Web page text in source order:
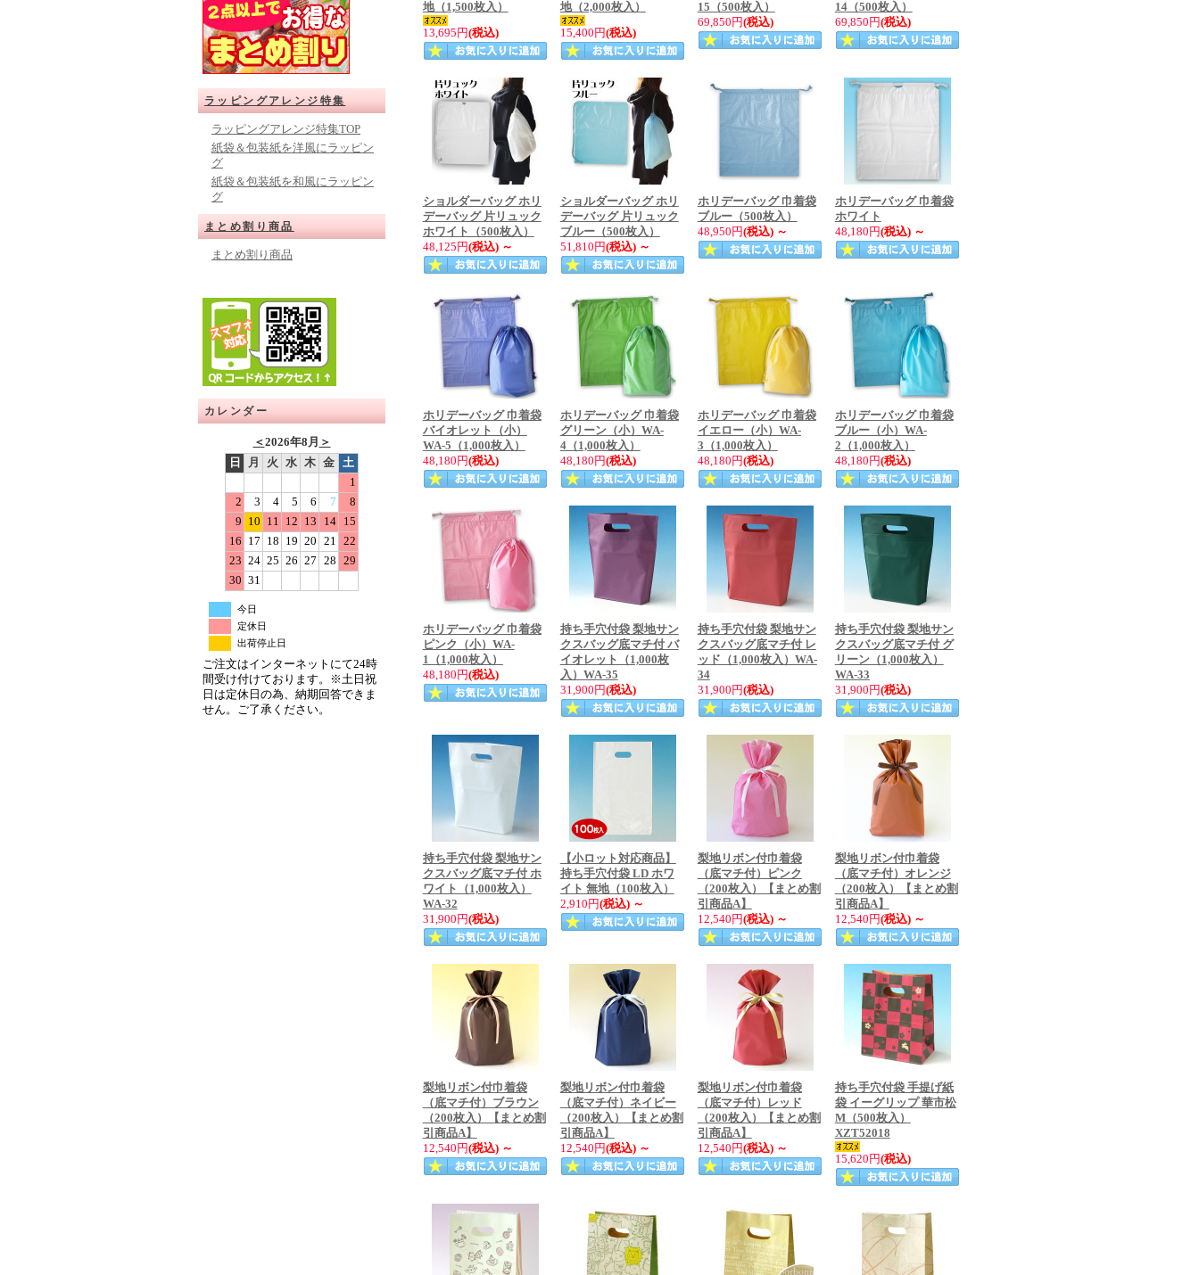
ラッピングアレンジ特集
ラッピングアレンジ特集TOP
紙袋＆包装紙を洋風にラッピン
グ
紙袋＆包装紙を和風にラッピン
グ
まとめ割り商品
まとめ割り商品
カレンダー
＜2026年8月 ＞
日
月 火 水 木 金
土
1
2
3 4 5 6 7
8
9
10 11 12 13 14
15
16
17 18 19 20 21
22
23 24 25 26 27 28
29
30 31
今日
定休日
出荷停止日
ご注文はインターネットにて24時
間受け付けております。※土日祝
日は定休日の為、納期回答できま
せん。ご了承ください。
地（1,500枚入）
13,695円(税込)
地（2,000枚入）
15,400円(税込)
15（500枚入）
69,850円(税込)
14（500枚入）
69,850円(税込)
ショルダーバッグ ホリ
デーバッグ 片リュック
ホワイト（500枚入）
48,125円(税込) ～
ショルダーバッグ ホリ
デーバッグ 片リュック
ブルー（500枚入）
51,810円(税込) ～
ホリデーバッグ 巾着袋
ブルー（500枚入）
48,950円(税込) ～
ホリデーバッグ 巾着袋
ホワイト
48,180円(税込) ～
ホリデーバッグ 巾着袋
バイオレット（小）
WA-5（1,000枚入）
48,180円(税込)
ホリデーバッグ 巾着袋
グリーン（小）WA-
4（1,000枚入）
48,180円(税込)
ホリデーバッグ 巾着袋
イエロー（小）WA-
3（1,000枚入）
48,180円(税込)
ホリデーバッグ 巾着袋
ブルー（小）WA-
2（1,000枚入）
48,180円(税込)
ホリデーバッグ 巾着袋
ピンク（小）WA-
1（1,000枚入）
48,180円(税込)
持ち手穴付袋 梨地サン
クスバッグ底マチ付 バ
イオレット（1,000枚
入）WA-35
31,900円(税込)
持ち手穴付袋 梨地サン
クスバッグ底マチ付 レ
ッド（1,000枚入）WA-
34
31,900円(税込)
持ち手穴付袋 梨地サン
クスバッグ底マチ付 グ
リーン（1,000枚入）
WA-33
31,900円(税込)
持ち手穴付袋 梨地サン
クスバッグ底マチ付 ホ
ワイト（1,000枚入）
WA-32
31,900円(税込)
【小ロット対応商品】
持ち手穴付袋 LD ホワ
イト 無地（100枚入）
2,910円(税込) ～
梨地リボン付巾着袋
（底マチ付）ピンク
（200枚入）【まとめ割
引商品A】
12,540円(税込) ～
梨地リボン付巾着袋
（底マチ付）オレンジ
（200枚入）【まとめ割
引商品A】
12,540円(税込) ～
梨地リボン付巾着袋
（底マチ付）ブラウン
（200枚入）【まとめ割
引商品A】
12,540円(税込) ～
梨地リボン付巾着袋
（底マチ付）ネイビー
（200枚入）【まとめ割
引商品A】
12,540円(税込) ～
梨地リボン付巾着袋
（底マチ付）レッド
（200枚入）【まとめ割
引商品A】
12,540円(税込) ～
持ち手穴付袋 手提げ紙
袋 イーグリップ 華市松
M（500枚入）
XZT52018
15,620円(税込)